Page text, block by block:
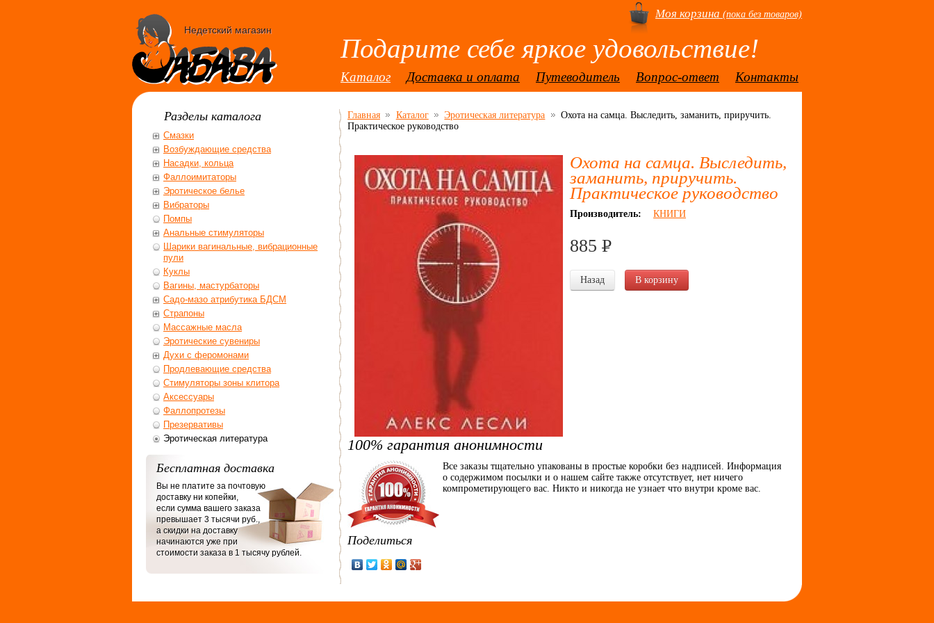
Недетский магазин
Моя корзина (пока без товаров)
Подарите себе яркое удовольствие!
Каталог Доставка и оплата Путеводитель Вопрос-ответ Контакты
Главная Каталог Эротическая литература
Охота на самца. Выследить, заманить, приручить.
Практическое руководство
Охота на самца. Выследить,
заманить, приручить.
Практическое руководство
Производитель: КНИГИ
885 P
УБ.
Назад В корзину
100% гарантия анонимности
Все заказы тщательно упакованы в простые коробки без надписей. Информация
о содержимом посылки и о нашем сайте также отсутствует, нет ничего
компрометирующего вас. Никто и никогда не узнает что внутри кроме вас.
Поделиться
Разделы каталога
Смазки
Возбуждающие средства
Насадки, кольца
Фаллоимитаторы
Эротическое белье
Вибраторы
Помпы
Анальные стимуляторы
Шарики вагинальные, вибрационные
пули
Куклы
Вагины, мастурбаторы
Садо-мазо атрибутика БДСМ
Страпоны
Массажные масла
Эротические сувениры
Духи с феромонами
Продлевающие средства
Стимуляторы зоны клитора
Аксессуары
Фаллопротезы
Презервативы
Эротическая литература
Бесплатная доставка
Вы не платите за почтовую
доставку ни копейки,
если сумма вашего заказа
превышает 3 тысячи руб.,
а скидки на доставку
начинаются уже при
стоимости заказа в 1 тысячу рублей.